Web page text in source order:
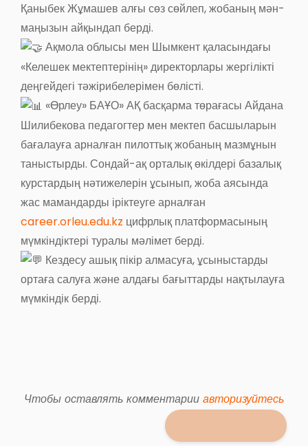
Қаныбек Жұмашев алғы сөз сөйлеп, жобаның мән-
маңызын айқындап берді.
Ақмола облысы мен Шымкент қаласындағы
«Келешек мектептерінің» директорлары жергілікті
деңгейдегі тәжірибелерімен бөлісті.
«Өрлеу» БАҰО» АҚ басқарма төрағасы Айдана
Шилибекова педагогтер мен мектеп басшыларын
бағалауға арналған пилоттық жобаның мазмұнын
таныстырды. Сондай-ақ орталық өкілдері базалық
курстардың нәтижелерін ұсынып, жоба аясында
жас мамандарды іріктеуге арналған
career.orleu.edu.kz цифрлық платформасының
мүмкіндіктері туралы мәлімет берді.
Кездесу ашық пікір алмасуға, ұсыныстарды
ортаға салуға және алдағы бағыттарды нақтылауға
мүмкіндік берді.
Чтобы оставлять комментарии авторизуйтесь